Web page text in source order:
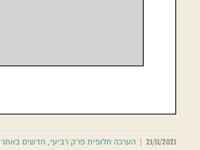
21/11/2021
| הערכה חלופית פרק רביעי, חדשים באתר